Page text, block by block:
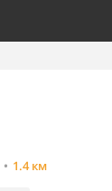
• 1.4 км